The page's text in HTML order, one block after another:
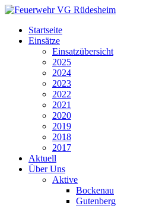
Startseite
Einsätze
Einsatzübersicht
2025
2024
2023
2022
2021
2020
2019
2018
2017
Aktuell
Über Uns
Aktive
Bockenau
Gutenberg